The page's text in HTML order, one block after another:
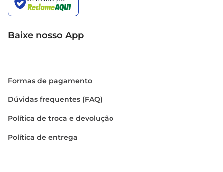
Baixe nosso App
Formas de pagamento
Dúvidas frequentes (FAQ)
Política de troca e devolução
Política de entrega